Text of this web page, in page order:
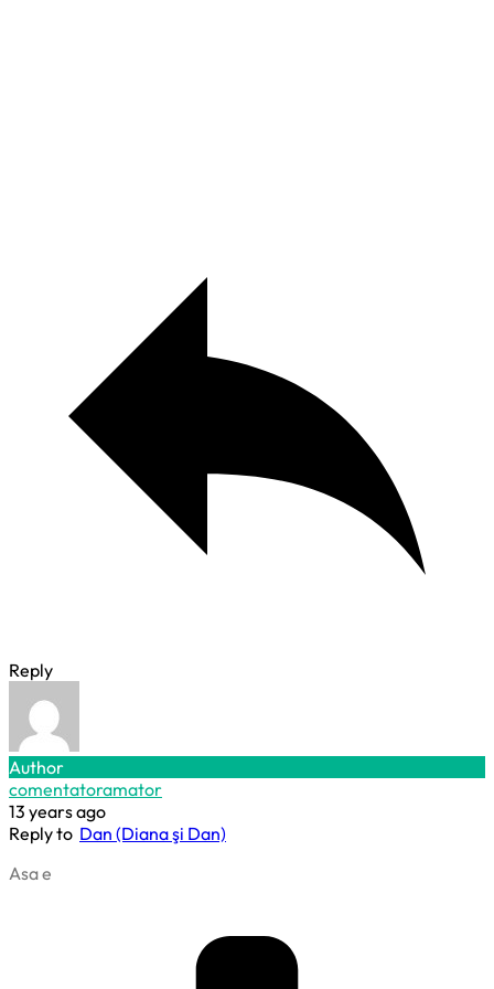
Reply
Author
comentatoramator
13 years ago
Reply to Dan (Diana şi Dan)
Asa e